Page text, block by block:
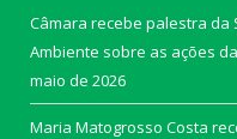
Câmara recebe palestra da
Ambiente sobre as ações da
maio de 2026
Maria Matogrosso Costa